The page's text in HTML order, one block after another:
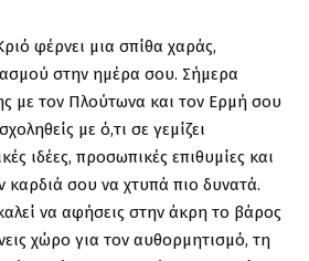
φέρνει μια σπίθα χαράς,
στην ημέρα σου. Σήμερα
με τον Πλούτωνα και τον Ερμή σου
με ό,τι σε γεμίζει
ιδέες, προσωπικές επιθυμίες και
καρδιά σου να χτυπά πιο δυνατά.
να αφήσεις στην άκρη το βάρος
χώρο για τον αυθορμητισμό, τη